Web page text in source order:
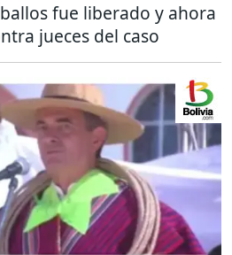
fue liberado y ahora
jueces del caso